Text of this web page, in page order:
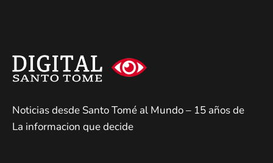
Noticias desde Santo Tomé al Mundo – 15 años de
La informacion que decide